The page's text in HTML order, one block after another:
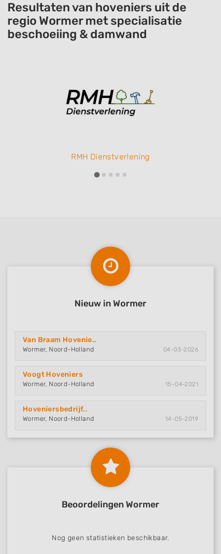
Resultaten van hoveniers uit de
regio Wormer met specialisatie
beschoeiing & damwand
RMH Dienstverlening
Nieuw in Wormer
Van Braam Hovenie..
Wormer, Noord-Holland 04-03-2026
Voogt Hoveniers
Wormer, Noord-Holland 15-04-2021
Hoveniersbedrijf..
Wormer, Noord-Holland 14-05-2019
Beoordelingen Wormer
Nog geen statistieken beschikbaar.